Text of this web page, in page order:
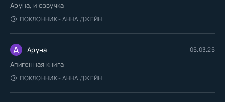
Аруна, и озвучка
ПОКЛОННИК - АННА ДЖЕЙН
А Аруна 05.03.25
Апигенная книга
ПОКЛОННИК - АННА ДЖЕЙН